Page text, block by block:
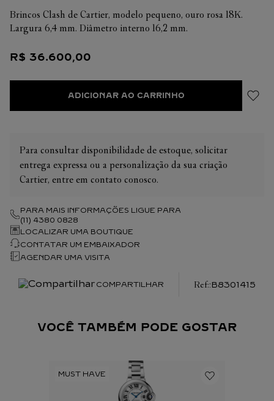
Brincos Clash de Cartier, modelo pequeno, ouro rosa 18K.
Largura 6,4 mm. Diâmetro interno 16,2 mm.
R$ 36.600,00
ADICIONAR AO CARRINHO
Para consultar disponibilidade de estoque, solicitar
entrega expressa ou a personalização da sua criação
Cartier, entre em contato conosco.
PARA MAIS INFORMAÇÕES LIGUE PARA
(11) 4380 0828
LOCALIZAR UMA BOUTIQUE
CONTATAR UM EMBAIXADOR
AGENDAR UMA VISITA
COMPARTILHAR :B8301415
VOCÊ TAMBÉM PODE GOSTAR